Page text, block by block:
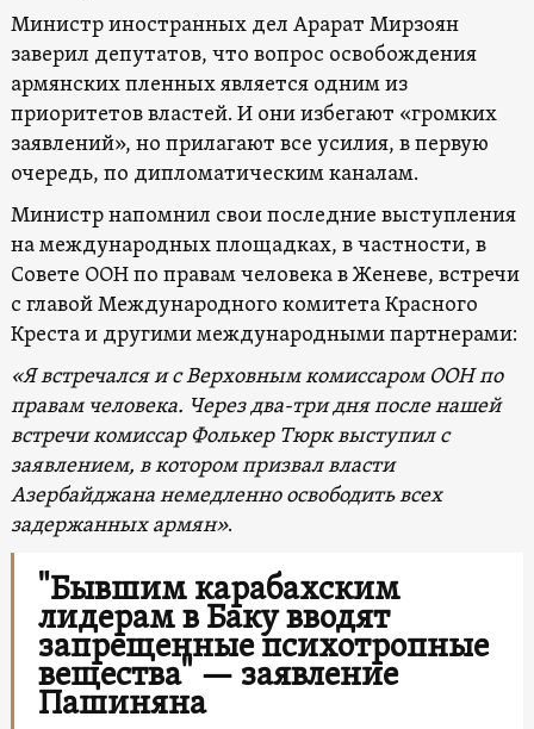
Министр иностранных дел Арарат Мирзоян
заверил депутатов, что вопрос освобождения
армянских пленных является одним из
приоритетов властей. И они избегают «громких
заявлений», но прилагают все усилия, в первую
очередь, по дипломатическим каналам.
Министр напомнил свои последние выступления
на международных площадках, в частности, в
Совете ООН по правам человека в Женеве, встречи
с главой Международного комитета Красного
Креста и другими международными партнерами:
«Я встречался и с Верховным комиссаром ООН по
правам человека. Через два-три дня после нашей
встречи комиссар Фолькер Тюрк выступил с
заявлением, в котором призвал власти
Азербайджана немедленно освободить всех
задержанных армян».
"Бывшим карабахским
лидерам в Баку вводят
запрещенные психотропные
вещества" — заявление
Пашиняна